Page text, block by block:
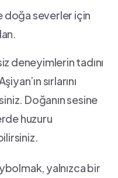
doğa severler için
deneyimlerin ​tadını
sırlarını
Doğanın sesine
huzuru
yalnızca ‍bir